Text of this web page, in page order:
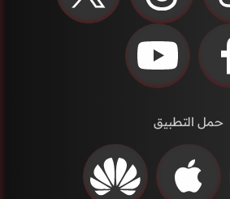
حمل التطبيق